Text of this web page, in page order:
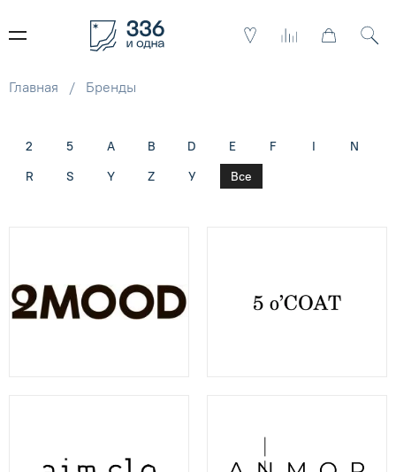
Главная Бренды
2 5 A B D E F I
N
R
S Y Z У Все